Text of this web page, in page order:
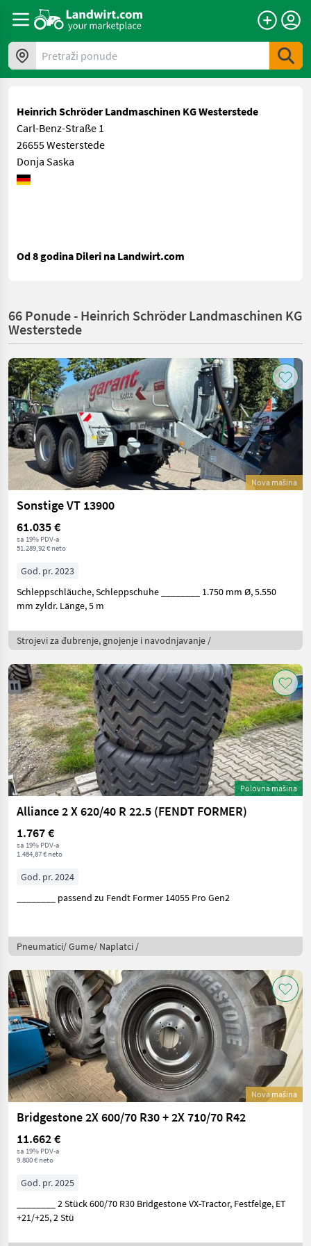
Pretraži ponude
Heinrich Schröder Landmaschinen KG Westerstede
Carl-Benz-Straße 1
26655 Westerstede
Donja Saska
Od 8 godina Dileri na Landwirt.com
66 Ponude - Heinrich Schröder Landmaschinen KG
Westerstede
Nova mašina
Sonstige VT 13900
61.035 €
sa 19% PDV-a
51.289,92 € neto
God. pr. 2023
Schleppschläuche, Schleppschuhe ________ 1.750 mm Ø, 5.550
mm zyldr. Länge, 5 m
Strojevi za đubrenje, gnojenje i navodnjavanje /
Polovna mašina
Alliance 2 X 620/40 R 22.5 (FENDT FORMER)
1.767 €
sa 19% PDV-a
1.484,87 € neto
God. pr. 2024
________ passend zu Fendt Former 14055 Pro Gen2
Pneumatici/ Gume/ Naplatci /
Nova mašina
Bridgestone 2X 600/70 R30 + 2X 710/70 R42
11.662 €
sa 19% PDV-a
9.800 € neto
God. pr. 2025
________ 2 Stück 600/70 R30 Bridgestone VX-Tractor, Festfelge, ET
+21/+25, 2 Stü